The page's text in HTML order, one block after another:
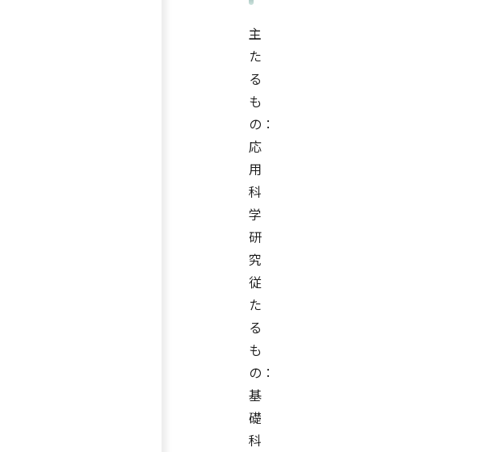
主
た
る
も
の：
応
用
科
学
研
究
従
た
る
も
の：
基
礎
科